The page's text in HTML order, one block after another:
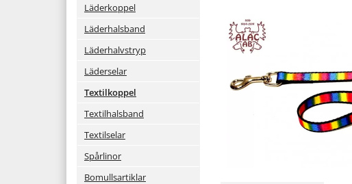
Läderkoppel
Läderhalsband
Läderhalvstryp
Läderselar
Textilkoppel
Textilhalsband
Textilselar
Spårlinor
Bomullsartiklar